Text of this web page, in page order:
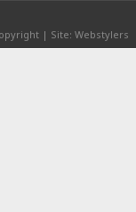
| Site: Webstylers